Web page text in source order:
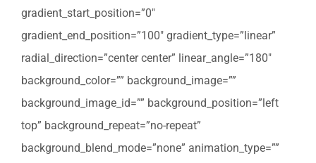
gradient_start_position=”0″
gradient_end_position=”100″ gradient_type=”linear”
radial_direction=”center center” linear_angle=”180″
background_color=”” background_image=””
background_image_id=”” background_position=”left
top” background_repeat=”no-repeat”
background_blend_mode=”none” animation_type=””